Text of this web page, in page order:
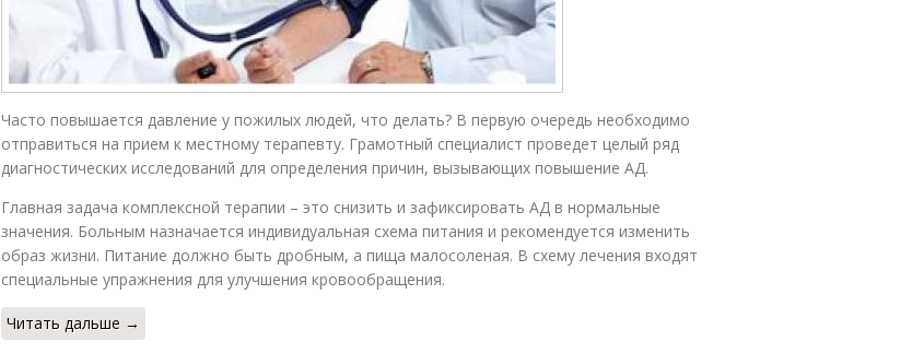
Часто повышается давление у пожилых людей, что делать? В первую очередь необходимо
отправиться на прием к местному терапевту. Грамотный специалист проведет целый ряд
диагностических исследований для определения причин, вызывающих повышение АД.
Главная задача комплексной терапии – это снизить и зафиксировать АД в нормальные
значения. Больным назначается индивидуальная схема питания и рекомендуется изменить
образ жизни. Питание должно быть дробным, а пища малосоленая. В схему лечения входят
специальные упражнения для улучшения кровообращения.
Читать дальше →